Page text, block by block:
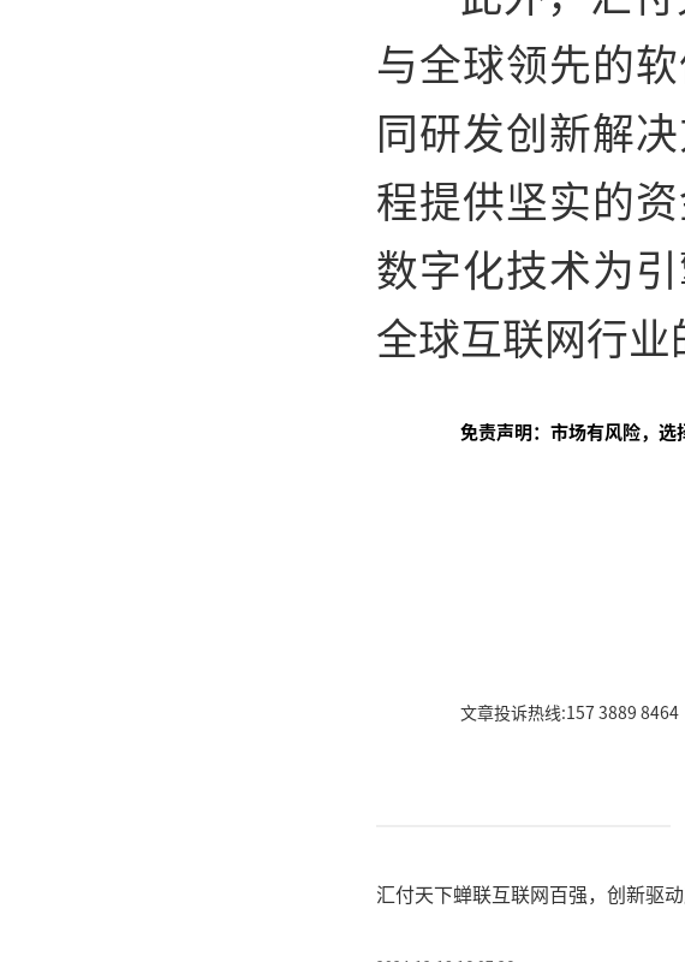
与全球领先的
同研发创新解
程提供坚实的
数字化技术为
全球互联网行业
免责声明：市场有风险，选
文章投诉热线:157 3889
汇付天下蝉联互联网百强，创新驱